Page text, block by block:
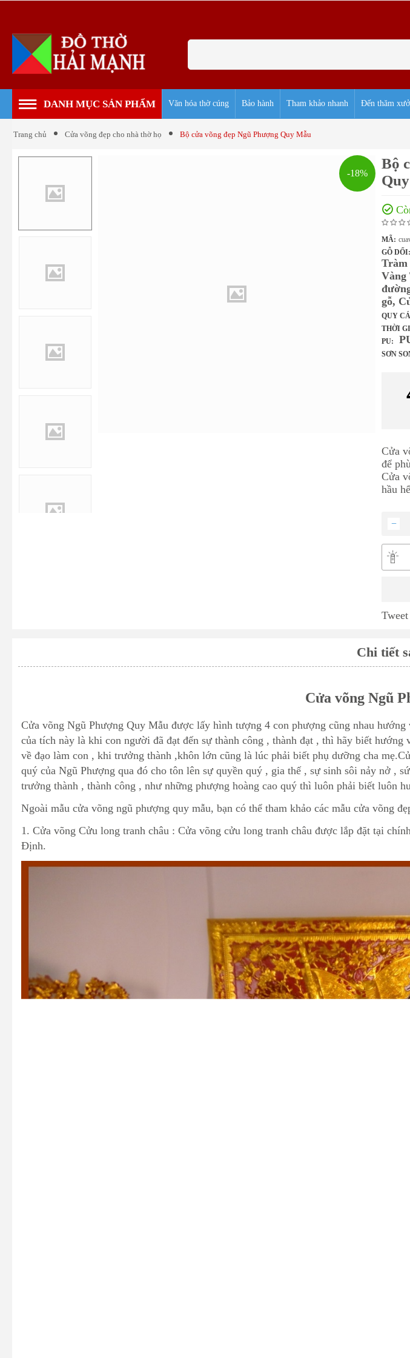
DANH MỤC SẢN PHẨM Văn hóa thờ cúng Bảo hành Tham khảo nhanh Đến thăm
Trang chủ Cửa võng đẹp cho nhà thờ họ Bộ cửa võng đẹp Ngũ Phượng Quy Mẫu
-18%
Bộ
MÃ:
GỖ DỔI:
Tràm
Vàng
gỗ,
QUY
THỜI
PU:
SƠN
Cửa
để
Cửa
hầu
−
Tweet
Chi tiết
Cửa võng Ngũ
Cửa võng Ngũ Phượng Quy Mẫu được lấy hình tượng 4 con phượng cũng nhau
của tích này là khi con người đã đạt đến sự thành công , thành đạt , thì hãy biết
về đạo làm con , khi trưởng thành ,khôn lớn cũng là lúc phải biết phụ dưỡng cha
quý của Ngũ Phượng qua đó cho tôn lên sự quyền quý , gia thế , sự sinh sôi nảy nở ,
trưởng thành , thành công , như những phượng hoàng cao quý thì luôn phải biết luôn
Ngoài mẫu cửa võng ngũ phượng quy mẫu, bạn có thể tham khảo các mẫu cửa võng
1. Cửa võng Cửu long tranh châu : Cửa võng cửu long tranh châu được lắp đặt tại
Định.